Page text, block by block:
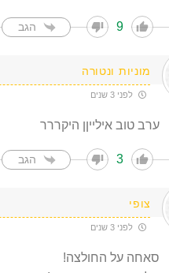
9 הגב
מוניות ונטורה
לפני 3 שנים
ערב טוב אילייןן היקררר
3 הגב
צופי
לפני 3 שנים
סאחה על החולצה!